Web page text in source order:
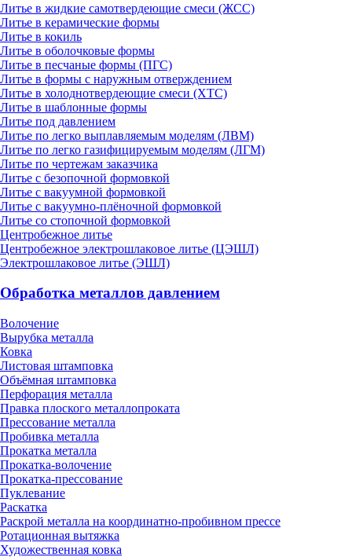
Литье в жидкие самотвердеющие смеси (ЖСС)
Литье в керамические формы
Литье в кокиль
Литье в оболочковые формы
Литье в песчаные формы (ПГС)
Литье в формы с наружным отверждением
Литье в холоднотвердеющие смеси (ХТС)
Литье в шаблонные формы
Литье под давлением
Литье по легко выплавляемым моделям (ЛВМ)
Литье по легко газифицируемым моделям (ЛГМ)
Литье по чертежам заказчика
Литье с безопочной формовкой
Литье с вакуумной формовкой
Литье с вакуумно-плёночной формовкой
Литье со стопочной формовкой
Центробежное литье
Центробежное электрошлаковое литье (ЦЭШЛ)
Электрошлаковое литье (ЭШЛ)
Обработка металлов давлением
Волочение
Вырубка металла
Ковка
Листовая штамповка
Объёмная штамповка
Перфорация металла
Правка плоского металлопроката
Прессование металла
Пробивка металла
Прокатка металла
Прокатка-волочение
Прокатка-прессование
Пуклевание
Раскатка
Раскрой металла на координатно-пробивном прессе
Ротационная вытяжка
Художественная ковка